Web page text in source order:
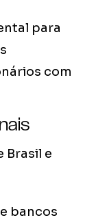
para
com
Brasil e
bancos